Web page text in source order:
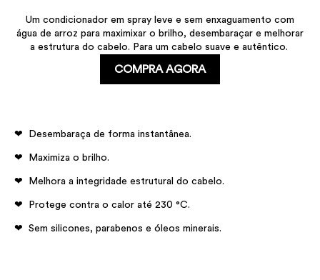
Um condicionador em spray leve e sem enxaguamento com
água de arroz para maximixar o brilho, desembaraçar e melhorar
a estrutura do cabelo. Para um cabelo suave e autêntico. ​
COMPRA AGORA
Desembaraça de forma instantânea​.
Maximiza o brilho. ​
Melhora a integridade estrutural do cabelo​.
Protege contra o calor até 230 °C.
Sem silicones, parabenos e óleos minerais.